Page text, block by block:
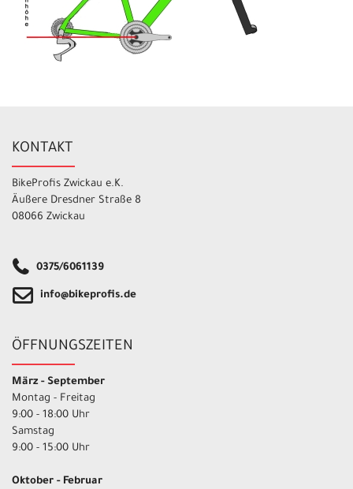
KONTAKT
BikeProfis Zwickau e.K.
Äußere Dresdner Straße 8
08066 Zwickau
0375/6061139
info@bikeprofis.de
ÖFFNUNGSZEITEN
März - September
Montag - Freitag
9:00 - 18:00 Uhr
Samstag
9:00 - 15:00 Uhr
Oktober - Februar